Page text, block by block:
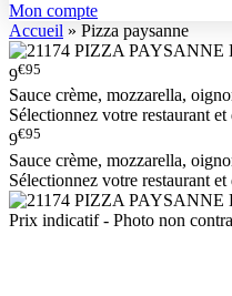
Mon compte
Accueil » Pizza paysanne
9€95
Sauce crème, mozzarella,
Sélectionnez votre restaurant
9€95
Sauce crème, mozzarella,
Sélectionnez votre restaurant
Prix indicatif - Photo non